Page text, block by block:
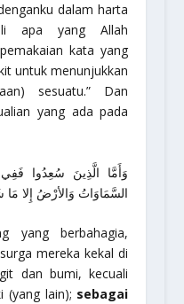
dalam harta
apa yang Allah
kata yang
untuk menunjukkan
sesuatu.” Dan
yang ada pada
وَأَمَّا الَّذِينَ سُعِدُوا
السَّمَاوَاتُ وَالأرْضُ إِلا
yang berbahagia,
mereka kekal di
dan bumi, kecuali
(yang lain); sebagai